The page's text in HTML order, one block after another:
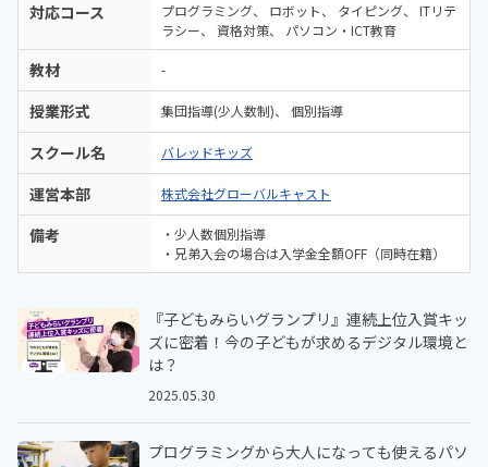
対応コース プログラミング ロボット タイピング
ITリテ
ラシー
資格対策 パソコン・ICT教育
教材 -
授業形式 集団指導(少人数制) 個別指導
スクール名 バレッドキッズ
運営本部 株式会社グローバルキャスト
備考
・少人数個別指導
・兄弟入会の場合は入学金全額OFF（同時在籍）
『子どもみらいグランプリ』連続上位入賞キッ
ズに密着！今の子どもが求めるデジタル環境と
は？
2025.05.30
プログラミングから大人になっても使えるパソ